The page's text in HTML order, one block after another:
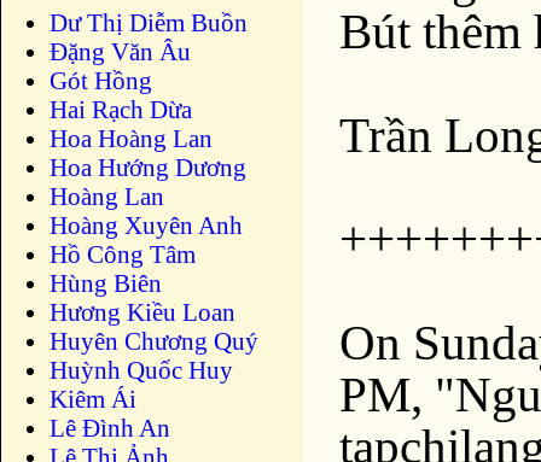
Dư Thị Diễm Buồn
Ðặng Văn Âu
Gót Hồng
Hai Rạch Dừa
Hoa Hoàng Lan
Hoa Hướng Dương
Hoàng Lan
Hoàng Xuyên Anh
Hồ Công Tâm
Hùng Biên
Hương Kiều Loan
Huyên Chương Quý
Huỳnh Quốc Huy
Kiêm Ái
Lê Đình An
Lê Thị Ảnh
Bút thêm
Trần
On
PM,